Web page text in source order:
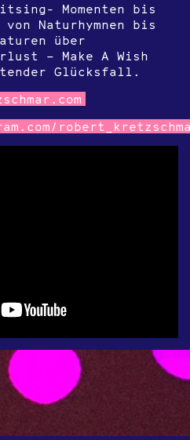
Momenten bis
Naturhymnen bis
über
– Make A Wish
Glücksfall.